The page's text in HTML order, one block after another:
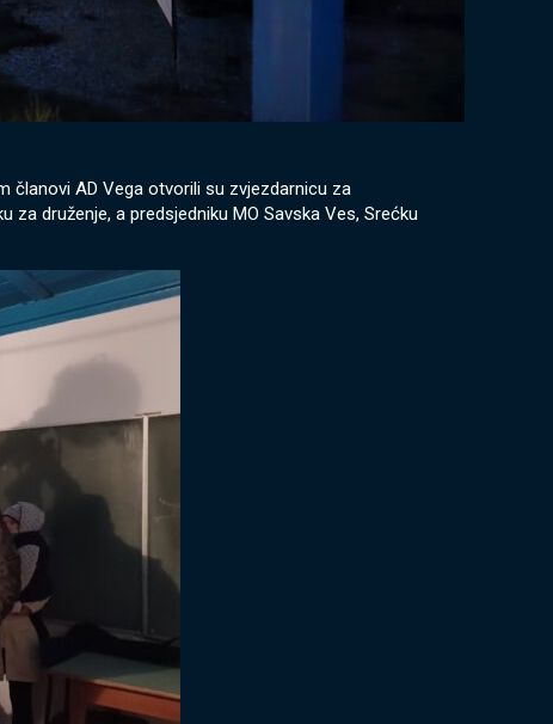
članovi AD Vega otvorili su zvjezdarnicu za
druženje, a predsjedniku MO Savska Ves, Srećku